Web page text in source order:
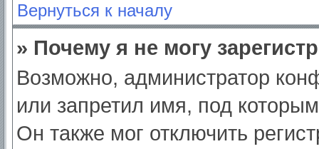
Вернуться к началу
» Почему я не могу
Возможно, администратор
или запретил имя, под
Он также мог отключить